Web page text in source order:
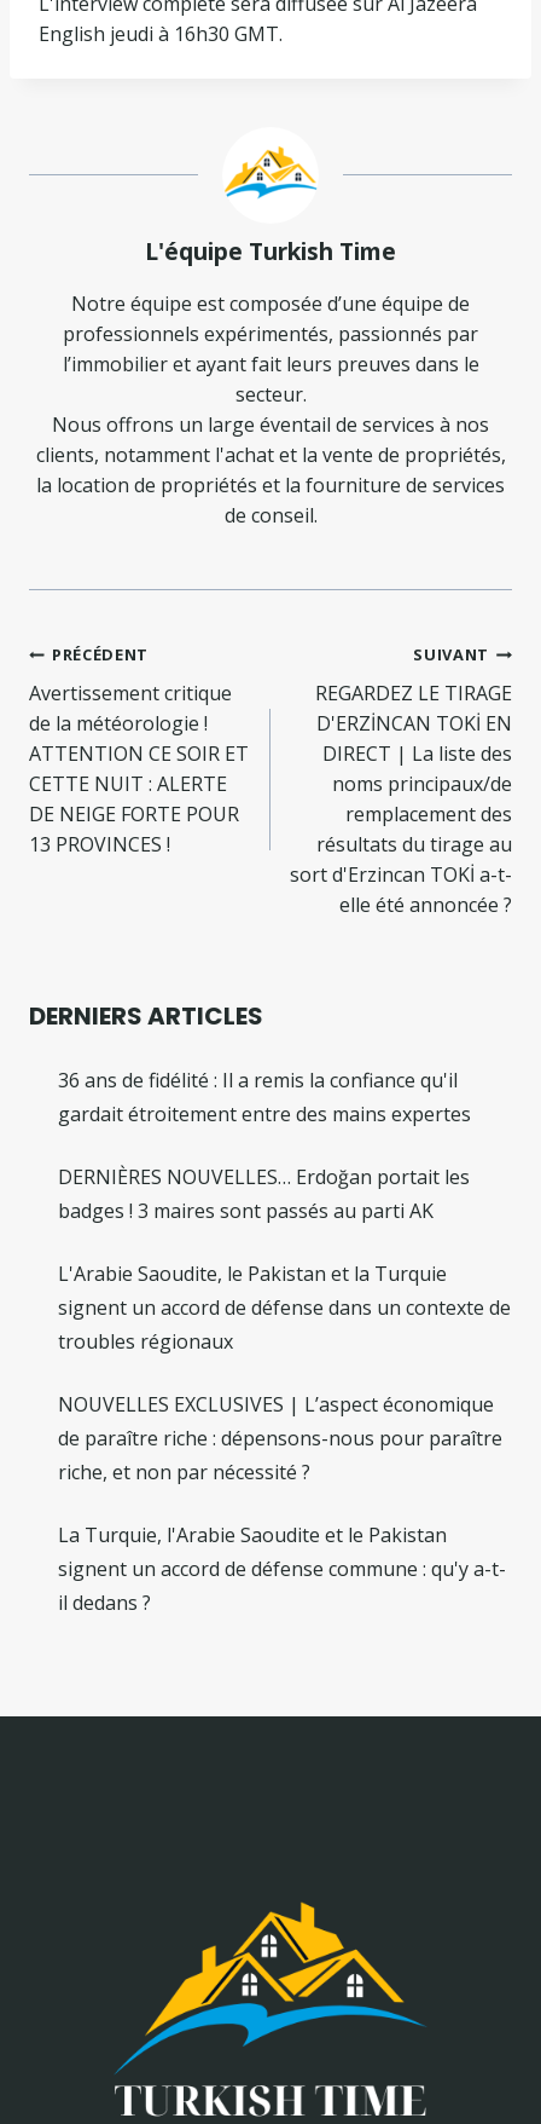
English jeudi à 16h30 GMT.
L'équipe Turkish Time
Notre équipe est composée d’une équipe de
professionnels expérimentés, passionnés par
l’immobilier et ayant fait leurs preuves dans le
secteur.
Nous offrons un large éventail de services à nos
clients, notamment l'achat et la vente de propriétés,
la location de propriétés et la fourniture de services
de conseil.
Navigation
de
l’article
PRÉCÉDENT
Avertissement critique
de la météorologie !
ATTENTION CE SOIR ET
CETTE NUIT : ALERTE
DE NEIGE FORTE POUR
13 PROVINCES !
SUIVANT
REGARDEZ LE TIRAGE
D'ERZİNCAN TOKİ EN
DIRECT | La liste des
noms principaux/de
remplacement des
résultats du tirage au
sort d'Erzincan TOKİ a-t-
elle été annoncée ?
DERNIERS ARTICLES
36 ans de fidélité : Il a remis la confiance qu'il
gardait étroitement entre des mains expertes
DERNIÈRES NOUVELLES… Erdoğan portait les
badges ! 3 maires sont passés au parti AK
L'Arabie Saoudite, le Pakistan et la Turquie
signent un accord de défense dans un contexte de
troubles régionaux
NOUVELLES EXCLUSIVES | L’aspect économique
de paraître riche : dépensons-nous pour paraître
riche, et non par nécessité ?
La Turquie, l'Arabie Saoudite et le Pakistan
signent un accord de défense commune : qu'y a-t-
il dedans ?